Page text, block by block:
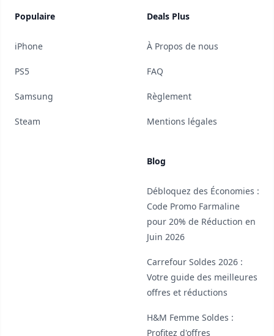
Populaire
iPhone
PS5
Samsung
Steam
Deals Plus
À Propos de nous
FAQ
Règlement
Mentions légales
Blog
Débloquez des Économies :
Code Promo Farmaline
pour 20% de Réduction en
Juin 2026
Carrefour Soldes 2026 :
Votre guide des meilleures
offres et réductions
H&M Femme Soldes :
Profitez d'offres